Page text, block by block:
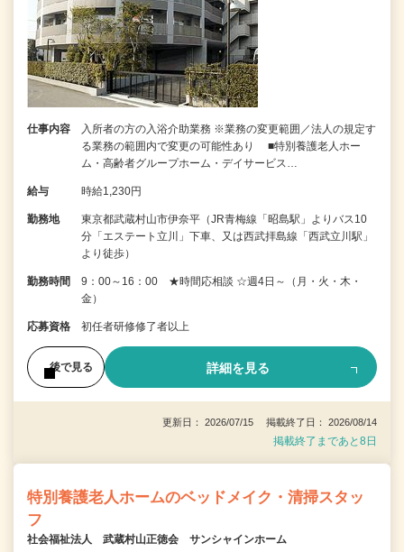
仕事内容
入所者の方の入浴介助業務 ※業務の変更範囲／法人の規定す
る業務の範囲内で変更の可能性あり ■特別養護老人ホー
ム・高齢者グループホーム・デイサービス…
給与 時給1,230円
勤務地
東京都武蔵村山市伊奈平（JR青梅線「昭島駅」よりバス10
分「エステート立川」下車、又は西武拝島線「西武立川駅」
より徒歩）
勤務時間
9：00～16：00 ★時間応相談 ☆週4日～（月・火・木・
金）
応募資格 初任者研修修了者以上
後で見る 詳細を見る
更新日： 2026/07/15 掲載終了日： 2026/08/14
掲載終了まであと8日
特別養護老人ホームのベッドメイク・清掃スタッ
フ
社会福祉法人 武蔵村山正徳会 サンシャインホーム